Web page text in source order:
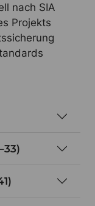
nach SIA
Projekts